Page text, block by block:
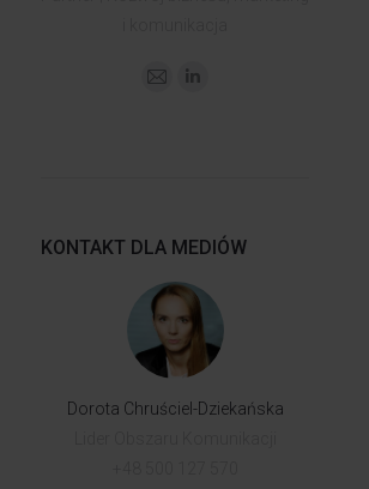
KONTAKT DLA MEDIÓW
Dorota Chruściel-Dziekańska